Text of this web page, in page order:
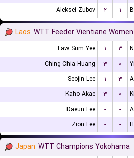
Aleksei Zubov
۲ ۱
Laos WTT Feeder Vientiane Women
Law Sum Yee ۱ ۳
Ching-Chia Huang
۳ ۰
Seojin Lee
۱ ۳
Kaho Akae
۳ ۰
Daeun Lee
- -
Zion Lee
- -
Japan WTT Champions Yokohama